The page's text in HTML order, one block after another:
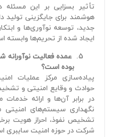
تأثیر بسزایی بر این مسئله
هوشمند برای جایگزینی تولید
جدید، توسعه نوآوری‌ها و
ایجاد شده از تحریم‌ها وابسته
عمده فعالیت نوآورانه
بوده است؟
حوادث و وقایع امنیتی و
در برابر آن‌ها و ارائه خدمات
نگهداری سیستم‌های امنیتی
تشخیص نفوذ، احراز هویت
شرکت در حوزه امنیت سایبری